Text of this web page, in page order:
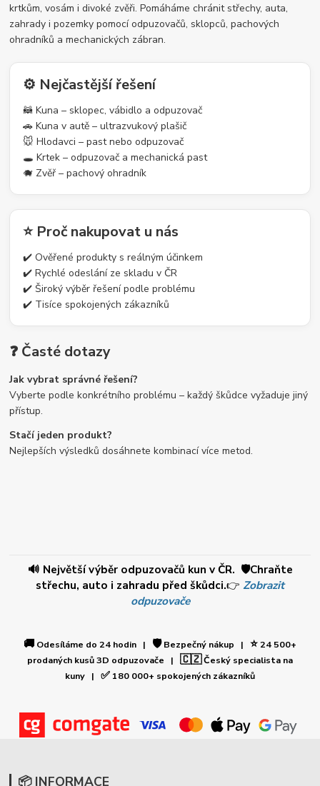
krtkům, vosám i divoké zvěři. Pomáháme chránit střechy, auta,
zahrady i pozemky pomocí odpuzovačů, sklopců, pachových
ohradníků a mechanických zábran.
⚙️ Nejčastější řešení
🦝 Kuna – sklopec, vábidlo a odpuzovač
🚗 Kuna v autě – ultrazvukový plašič
🐭 Hlodavci – past nebo odpuzovač
🕳️ Krtek – odpuzovač a mechanická past
🐗 Zvěř – pachový ohradník
⭐ Proč nakupovat u nás
✔️ Ověřené produkty s reálným účinkem
✔️ Rychlé odeslání ze skladu v ČR
✔️ Široký výběr řešení podle problému
✔️ Tisíce spokojených zákazníků
❓ Časté dotazy
Jak vybrat správné řešení?
Vyberte podle konkrétního problému – každý škůdce vyžaduje jiný
přístup.
Stačí jeden produkt?
Nejlepších výsledků dosáhnete kombinací více metod.
🔊 Největší výběr odpuzovačů kun v ČR. 🛡️Chraňte
střechu, auto i zahradu před škůdci.👉 Zobrazit
odpuzovače
🚚 Odesíláme do 24 hodin | 🛡️Bezpečný nákup | ⭐24 500+
prodaných kusů 3D odpuzovače | 🇨🇿Český specialista na
kuny | ✅ 180 000+ spokojených zákazníků
📦 INFORMACE